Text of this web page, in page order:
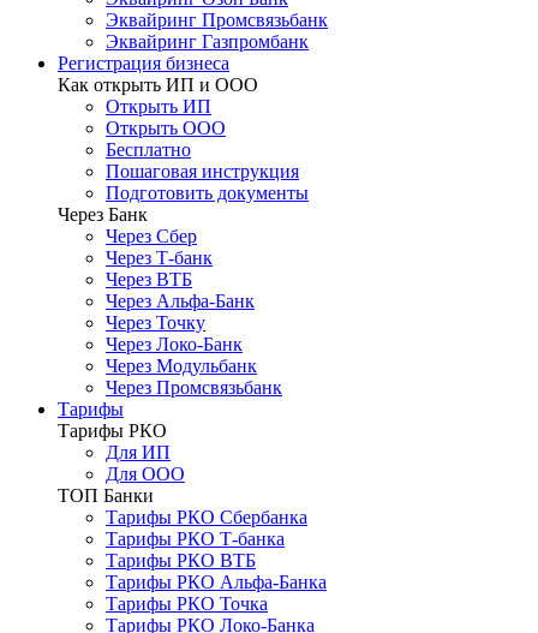
Эквайринг Промсвязьбанк
Эквайринг Газпромбанк
Регистрация бизнеса
Как открыть ИП и ООО
Открыть ИП
Открыть ООО
Бесплатно
Пошаговая инструкция
Подготовить документы
Через Банк
Через Сбер
Через Т-банк
Через ВТБ
Через Альфа-Банк
Через Точку
Через Локо-Банк
Через Модульбанк
Через Промсвязьбанк
Тарифы
Тарифы РКО
Для ИП
Для ООО
ТОП Банки
Тарифы РКО Сбербанка
Тарифы РКО Т-банка
Тарифы РКО ВТБ
Тарифы РКО Альфа-Банка
Тарифы РКО Точка
Тарифы РКО Локо-Банка